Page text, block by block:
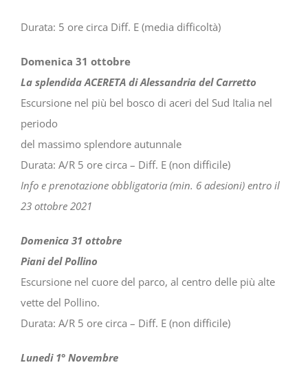
Durata: 5 ore circa Diff. E (media difficoltà)
Domenica 31 ottobre
La splendida ACERETA di Alessandria del Carretto
Escursione nel più bel bosco di aceri del Sud Italia nel
periodo
del massimo splendore autunnale
Durata: A/R 5 ore circa – Diff. E (non difficile)
Info e prenotazione obbligatoria (min. 6 adesioni) entro il
23 ottobre 2021
Domenica 31 ottobre
Piani del Pollino
Escursione nel cuore del parco, al centro delle più alte
vette del Pollino.
Durata: A/R 5 ore circa – Diff. E (non difficile)
Lunedi 1° Novembre